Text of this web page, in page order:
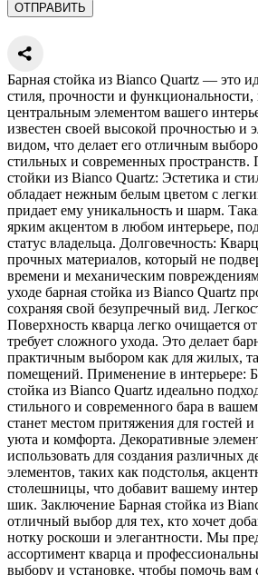
Барная стойка из Bianco Quartz — это
стиля, прочности и функциональности,
центральным элементом вашего
известен своей высокой прочностью
видом, что делает его отличным
стильных и современных пространств.
стойки из Bianco Quartz: Эстетика и
обладает нежным белым цветом с
придает ему уникальность и шарм.
ярким акцентом в любом интерьере,
статус владельца. Долговечность:
прочных материалов, который не
времени и механическим
уходе барная стойка из Bianco Quartz
сохраняя свой безупречный вид.
Поверхность кварца легко очищается
требует сложного ухода. Это делает
практичным выбором как для жилых,
помещений. Применение в интерьере:
стойка из Bianco Quartz идеально
стильного и современного бара в
станет местом притяжения для гостей
уюта и комфорта. Декоративные
использовать для создания различных
элементов, таких как подстолья,
столешницы, что добавит вашему
шик. Заключение Барная стойка из
отличный выбор для тех, кто хочет
нотку роскоши и элегантности. Мы
ассортимент кварца и
выбору и установке, чтобы помочь вам